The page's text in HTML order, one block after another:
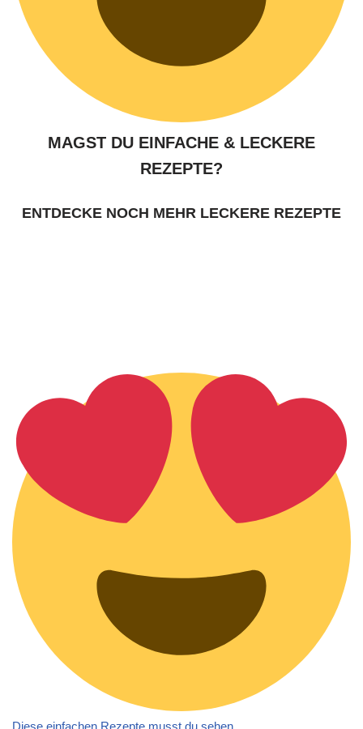
MAGST DU EINFACHE & LECKERE
REZEPTE?
ENTDECKE NOCH MEHR LECKERE REZEPTE
Diese einfachen Rezepte musst du sehen